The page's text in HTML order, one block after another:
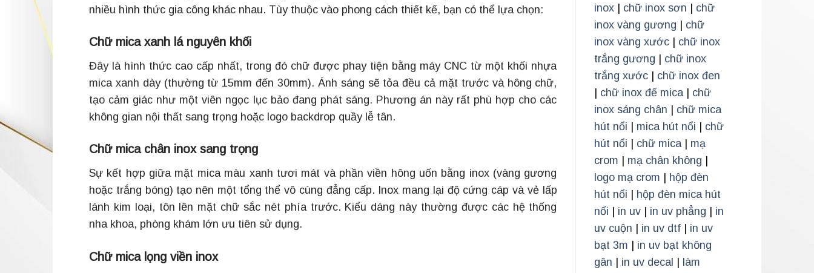
nhiều hình thức gia công khác nhau. Tùy thuộc vào phong cách thiết kế, bạn có thể lựa chọn:
Chữ mica xanh lá nguyên khối
Đây là hình thức cao cấp nhất, trong đó chữ được phay tiện bằng máy CNC từ một khối nhựa
mica xanh dày (thường từ 15mm đến 30mm). Ánh sáng sẽ tỏa đều cả mặt trước và hông chữ,
tạo cảm giác như một viên ngọc lục bảo đang phát sáng. Phương án này rất phù hợp cho các
không gian nội thất sang trọng hoặc logo backdrop quầy lễ tân.
Chữ mica chân inox sang trọng
Sự kết hợp giữa mặt mica màu xanh tươi mát và phần viền hông uốn bằng inox (vàng gương
hoặc trắng bóng) tạo nên một tổng thể vô cùng đẳng cấp. Inox mang lại độ cứng cáp và vẻ lấp
lánh kim loại, tôn lên mặt chữ sắc nét phía trước. Kiểu dáng này thường được các hệ thống
nha khoa, phòng khám lớn ưu tiên sử dụng.
Chữ mica lọng viền inox
inox| chữ inox sơn
chữ
inox vàng gương
chữ
inox vàng xước| chữ inox
trắng gương
chữ inox
trắng xước| chữ inox đen
chữ inox đế mica| chữ
inox sáng chân
chữ mica
hút nổi
mica hút nổi
chữ
hút nổi
chữ mica| mạ
crom
mạ chân không
logo mạ crom
hộp đèn
hút nổi
hộp đèn mica hút
nổi
in uv| in uv phẳng
in
uv cuộn
in uv dtf| in uv
bạt 3m
in uv bạt không
gân
in uv decal làm